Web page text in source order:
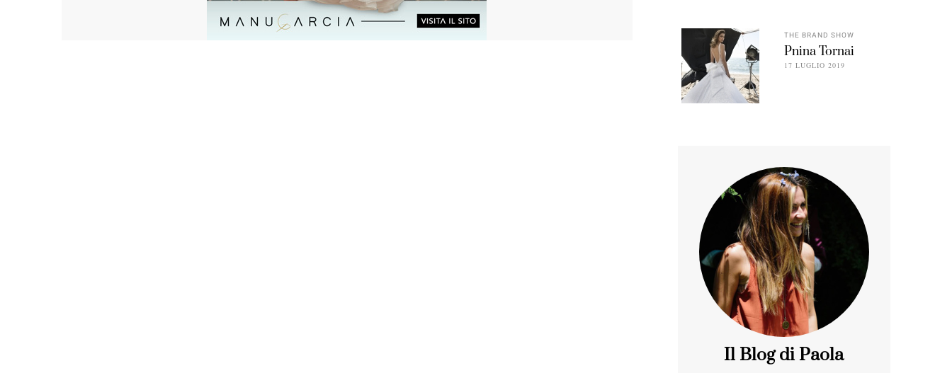
THE BRAND SHOW
Pnina Tornai
17 LUGLIO 2019
Il Blog di Paola